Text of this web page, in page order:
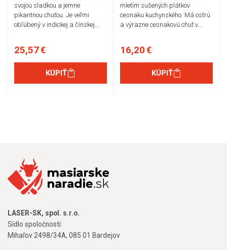
svojou sladkou a jemne
pikantnou chuťou. Je veľmi
obľúbený v indickej a čínskej…
25,57 €
KÚPIŤ
mletím sušených plátkov
cesnaku kuchynského. Má ostrú
a výrazne cesnakovú chuť v…
16,20 €
KÚPIŤ
LASER-SK, spol. s.r.o.
Sídlo spoločnosti:
Mihaľov 2498/34A, 085 01 Bardejov